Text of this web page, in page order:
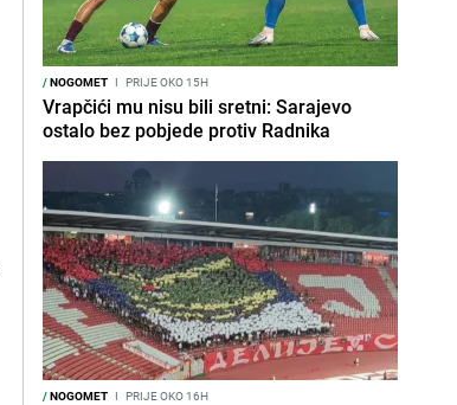
/NOGOMET I PRIJE OKO 15H
Vrapčići mu nisu bili sretni: Sarajevo
ostalo bez pobjede protiv Radnika
/NOGOMET I PRIJE OKO 16H